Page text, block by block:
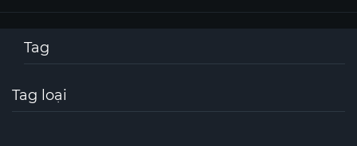
Tag
Tag loại